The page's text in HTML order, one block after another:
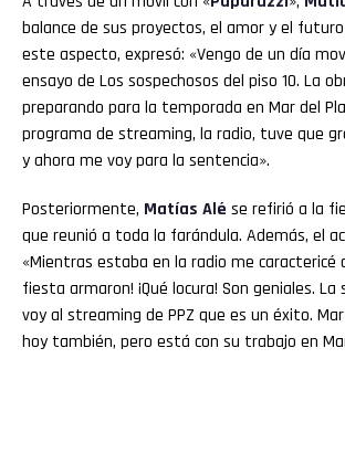
balance de sus proyectos, el amor y el
este aspecto, expresó: «Vengo de un día
ensayo de Los sospechosos del piso 10. La
preparando para la temporada en Mar del
programa de streaming, la radio, tuve que
y ahora me voy para la sentencia».
Posteriormente, Matías Alé se refirió a la
que reunió a toda la farándula. Además, el
«Mientras estaba en la radio me caractericé
fiesta armaron! ¡Qué locura! Son geniales.
voy al streaming de PPZ que es un éxito.
hoy también, pero está con su trabajo en